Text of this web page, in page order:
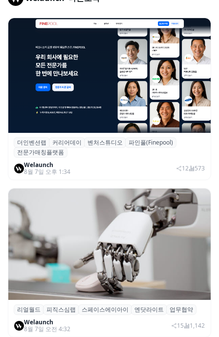
더인벤션랩·커리어데이, 스타트업 전문가 매
칭 플랫폼 ‘파인풀’ 출시
더인벤션랩 커리어데이 벤처스튜디오
파인풀(Finepool)
전문가매칭플랫폼
Welaunch
8월 7일 오후 1:34
12 573
리얼월드, 로봇테크 스타트업 3곳과 손잡고
휴머노이드 표준 만든다
리얼월드 피직스심랩 스페이스에이아이 엔닷라이트
업무협약
Welaunch
8월 7일 오전 4:32
15 1,142